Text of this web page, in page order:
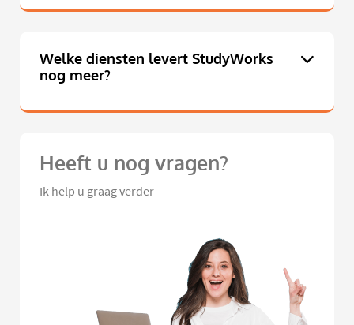
Welke diensten levert StudyWorks
nog meer?
Heeft u nog vragen?
Ik help u graag verder